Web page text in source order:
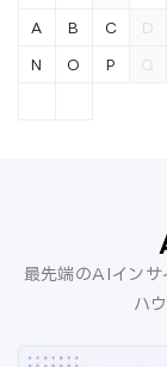
A B C D
N O P Q
最先端のAIインサ
ハ